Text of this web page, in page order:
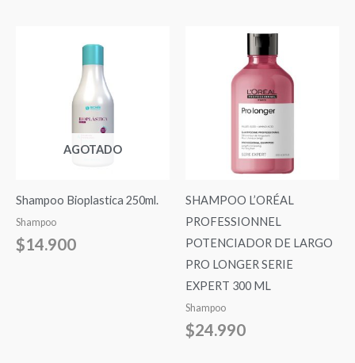
AGOTADO
Shampoo Bioplastica 250ml.
Shampoo
$14.900
SHAMPOO L’ORÉAL
PROFESSIONNEL
POTENCIADOR DE LARGO
PRO LONGER SERIE
EXPERT 300 ML
Shampoo
$24.990